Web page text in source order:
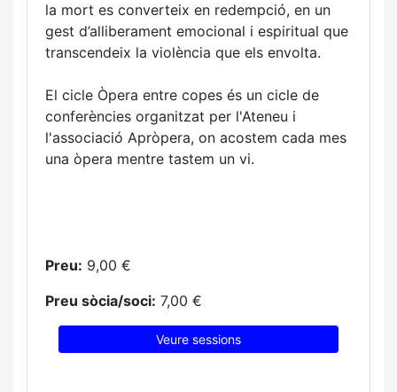
la mort es converteix en redempció, en un
gest d’alliberament emocional i espiritual que
transcendeix la violència que els envolta.
El cicle Òpera entre copes és un cicle de
conferències organitzat per l'Ateneu i
l'associació Apròpera, on acostem cada mes
una òpera mentre tastem un vi.
Preu: 9,00 €
Preu sòcia/soci: 7,00 €
Veure sessions